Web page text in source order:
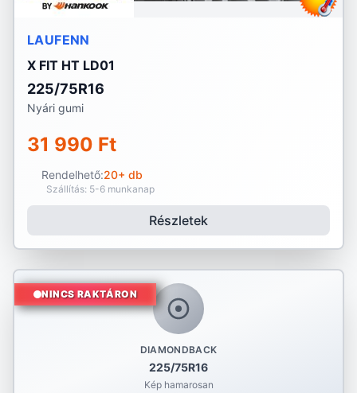
LAUFENN
X FIT HT LD01
225/75R16
Nyári gumi
31 990 Ft
Rendelhető:20+ db
Szállítás: 5-6 munkanap
Részletek
DIAMONDBACK
225/75R16
Kép hamarosan
NINCS RAKTÁRON